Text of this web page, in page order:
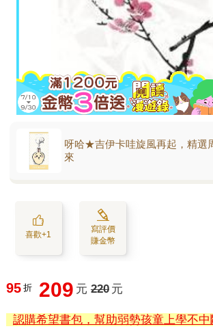
呀哈★吉伊卡哇旋風再起，精選
來
喜歡+1
寫評價
賺金幣
95 折 209 元 220 元
認購希望書包，幫助弱勢孩童上學不中